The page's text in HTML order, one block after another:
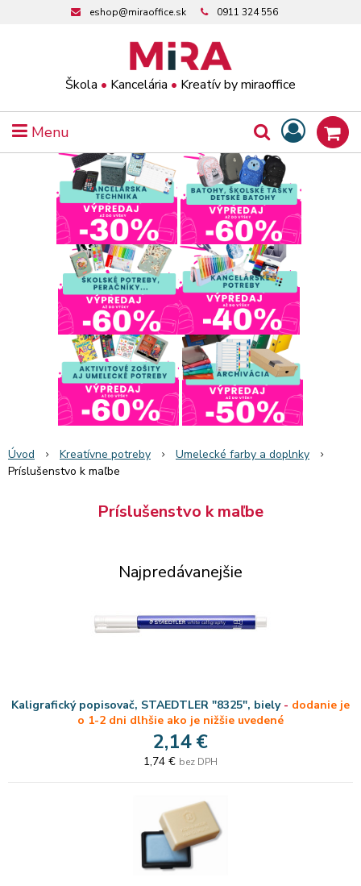
Škola • Kancelária • Kreatív by miraoffice
eshop@miraoffice.sk 0911 324 556
Menu
Úvod Kreatívne potreby
Umelecké farby a doplnky
Príslušenstvo k maľbe
Príslušenstvo k maľbe
Najpredávanejšie
Kaligrafický popisovač, STAEDTLER "8325", biely- dodanie je
o 1-2 dni dlhšie ako je nižšie uvedené
2,14 €
1,74 € bez DPH